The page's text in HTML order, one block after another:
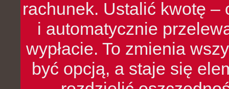
rachunek. Ustalić kwotę
i automatycznie
wypłacie. To zmienia
być opcją, a staje się